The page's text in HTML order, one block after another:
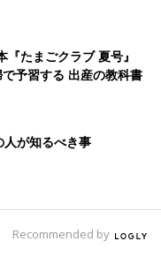
『たまごクラブ 夏号』
で予習する 出産の教科書
人が知るべき事
Recommended by